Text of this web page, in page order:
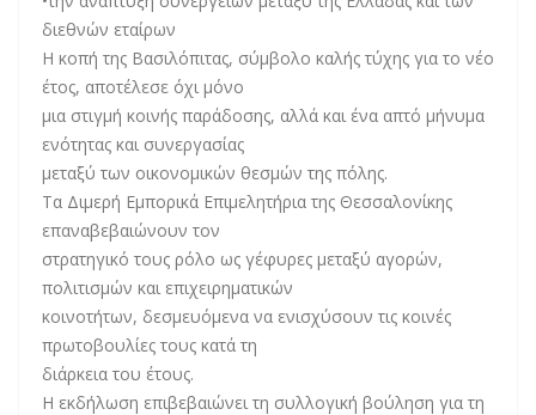
διεθνών εταίρων
Η κοπή της Βασιλόπιτας, σύμβολο καλής τύχης για το νέο
έτος, αποτέλεσε όχι μόνο
μια στιγμή κοινής παράδοσης, αλλά και ένα απτό μήνυμα
ενότητας και συνεργασίας
μεταξύ των οικονομικών θεσμών της πόλης.
Τα Διμερή Εμπορικά Επιμελητήρια της Θεσσαλονίκης
επαναβεβαιώνουν τον
στρατηγικό τους ρόλο ως γέφυρες μεταξύ αγορών,
πολιτισμών και επιχειρηματικών
κοινοτήτων, δεσμευόμενα να ενισχύσουν τις κοινές
πρωτοβουλίες τους κατά τη
διάρκεια του έτους.
Η εκδήλωση επιβεβαιώνει τη συλλογική βούληση για τη